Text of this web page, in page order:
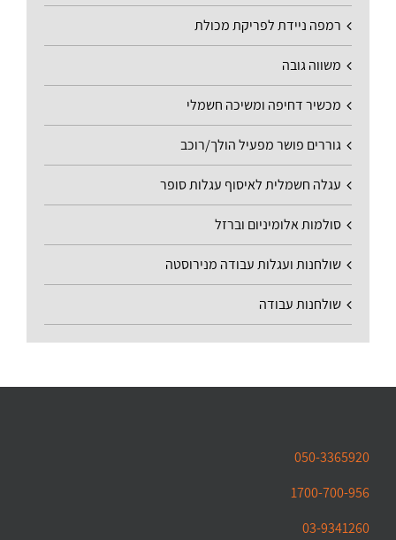
רמפה ניידת לפריקת מכולת
משווה גובה
מכשיר דחיפה ומשיכה חשמלי
גוררים פושר מפעיל הולך/רוכב
עגלה חשמלית לאיסוף עגלות סופר
סולמות אלומיניום וברזל
שולחנות ועגלות עבודה מנירוסטה
שולחנות עבודה
050-3365920
1700-700-956
03-9341260